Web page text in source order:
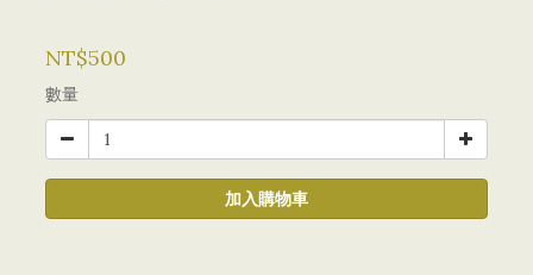
NT$500
數量
加入購物車